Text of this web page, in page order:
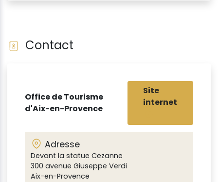
Contact
Office de Tourisme
d'Aix-en-Provence
Site
internet
Adresse
Devant la statue Cezanne
300 avenue Giuseppe Verdi
Aix-en-Provence